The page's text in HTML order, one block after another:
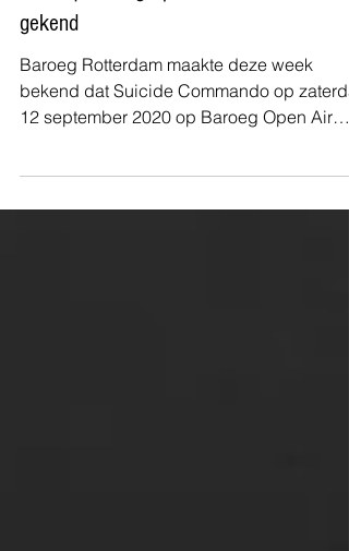
News | Baroeg Open Air: eerste naam
gekend
Baroeg Rotterdam maakte deze week
bekend dat Suicide Commando op
gaat spelen. De Belgische...